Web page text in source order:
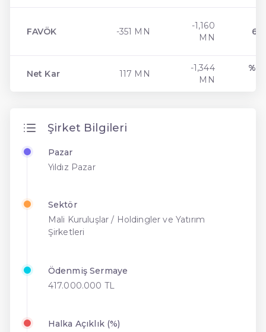
FAVÖK -351 MN
-1,160
MN
Net Kar 117 MN
-1,344
MN
%
Şirket Bilgileri
Pazar
Yıldız Pazar
Sektör
Mali Kuruluşlar / Holdingler ve Yatırım
Şirketleri
Ödenmiş Sermaye
417.000.000 TL
Halka Açıklık (%)